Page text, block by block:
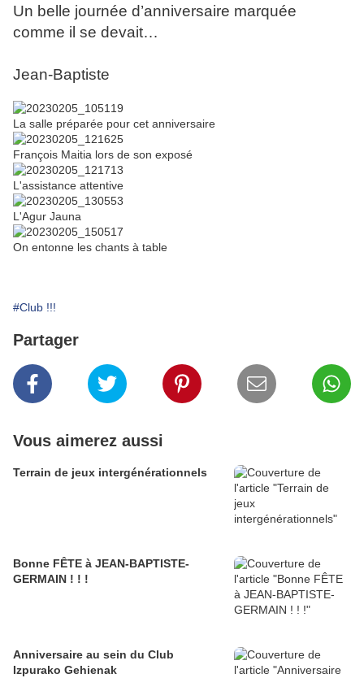
Un belle journée d’anniversaire marquée
comme il se devait…
Jean-Baptiste
La salle préparée pour cet anniversaire
François Maitia lors de son exposé
L'assistance attentive
L'Agur Jauna
On entonne les chants à table
#Club !!!
Partager
Vous aimerez aussi
Terrain de jeux intergénérationnels
Bonne FÊTE à JEAN-BAPTISTE-
GERMAIN ! ! !
Anniversaire au sein du Club
Izpurako Gehienak